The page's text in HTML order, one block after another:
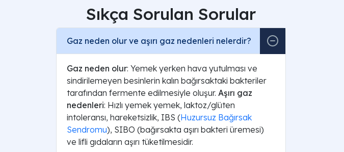
Sıkça Sorulan Sorular
Gaz neden olur ve aşırı gaz nedenleri nelerdir?
Gaz neden olur: Yemek yerken hava yutulması ve
sindirilemeyen besinlerin kalın bağırsaktaki bakteriler
tarafından fermente edilmesiyle oluşur. Aşırı gaz
nedenleri: Hızlı yemek yemek, laktoz/glüten
intoleransı, hareketsizlik, IBS (Huzursuz Bağırsak
Sendromu), SIBO (bağırsakta aşırı bakteri üremesi)
ve lifli gıdaların aşırı tüketilmesidir.